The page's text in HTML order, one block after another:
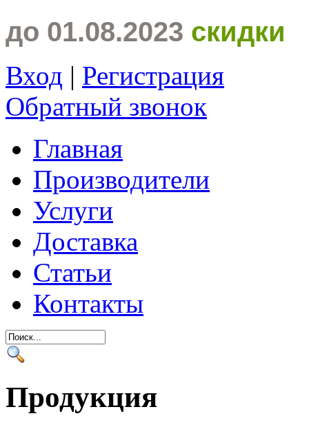
до 01.08.2023 скидки
Вход | Регистрация
Обратный звонок
Главная
Производители
Услуги
Доставка
Статьи
Контакты
Продукция